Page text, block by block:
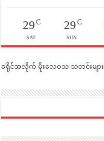
29C
SAT
29C
SUN
ခရိုင်အလိုက် မိုးလေဝသ သတင်းများ